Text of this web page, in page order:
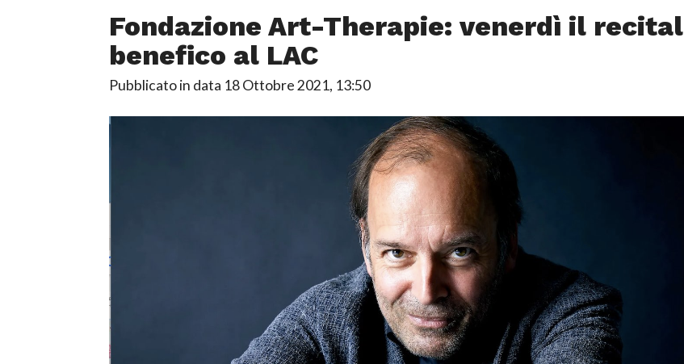
Fondazione Art-Therapie: venerdì il recital
benefico al LAC
Pubblicato in data 18 Ottobre 2021, 13:50